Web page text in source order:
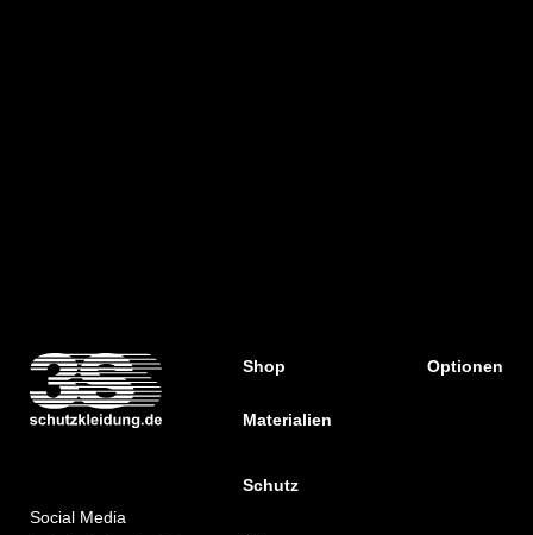
Social Media
Shop Optionen
Materialien
Schutz